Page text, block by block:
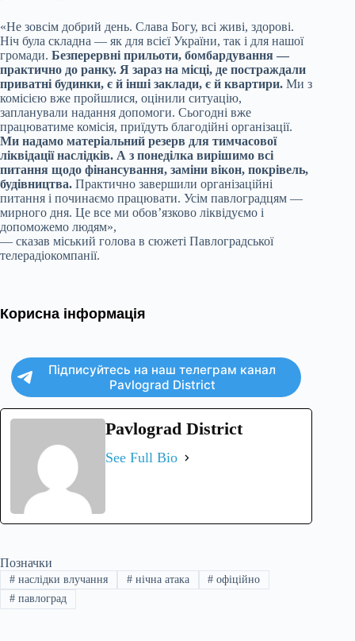
«Не зовсім добрий день. Слава Богу, всі живі, здорові.
Ніч була складна — як для всієї України, так і для нашої
громади. Безперервні прильоти, бомбардування —
практично до ранку. Я зараз на місці, де постраждали
приватні будинки, є й інші заклади, є й квартири. Ми з
комісією вже пройшлися, оцінили ситуацію,
запланували надання допомоги. Сьогодні вже
працюватиме комісія, приїдуть благодійні організації.
Ми надамо матеріальний резерв для тимчасової
ліквідації наслідків. А з понеділка вирішимо всі
питання щодо фінансування, заміни вікон, покрівель,
будівництва. Практично завершили організаційні
питання і починаємо працювати. Усім павлоградцям —
мирного дня. Це все ми обов’язково ліквідуємо і
допоможемо людям»,
— сказав міський голова в сюжеті Павлоградської
телерадіокомпанії.
Корисна інформація
Підписуйтесь на наш телеграм канал
Pavlograd District
Pavlograd District
See Full Bio
Позначки
#наслідки влучання #нічна атака # офіційно
#павлоград